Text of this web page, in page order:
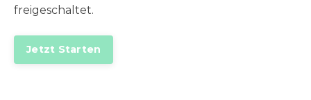
freigeschaltet.
Jetzt Starten